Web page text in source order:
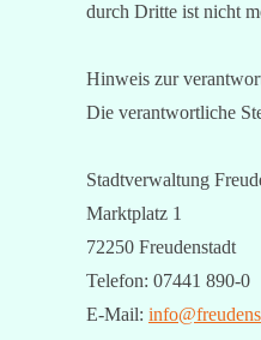
durch Dritte ist nicht
Hinweis zur
Die verantwortliche
Stadtverwaltung
Marktplatz 1
72250 Freudenstadt
Telefon: 07441 890-0
E-Mail: